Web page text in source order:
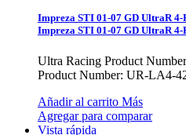
Impreza STI 01-07 GD UltraR
Impreza STI 01-07 GD UltraR 4-
Ultra Racing Product
Product Number: UR-LA4-
Añadir al carrito Más
Agregar para comparar
Vista rápida